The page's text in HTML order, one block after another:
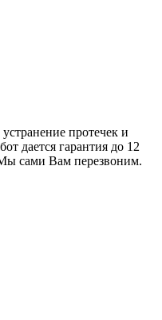
протечек и
дается гарантия до 12
Мы сами Вам перезвоним.